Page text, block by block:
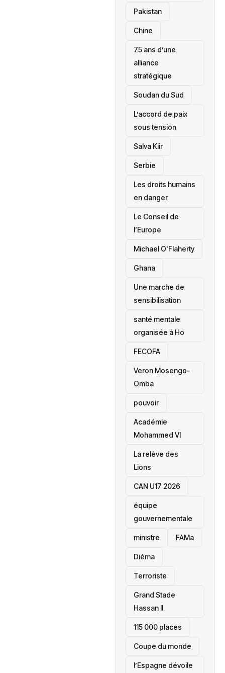
‎Pakistan
Chine
75 ans d’une
alliance
stratégique
‎Soudan du Sud
L’accord de paix
sous tension
Salva Kiir
‎Serbie
Les droits humains
en danger
‎Le Conseil de
l’Europe
Michael O'Flaherty
‎Ghana
Une marche de
sensibilisation
santé mentale
organisée à Ho
‎FECOFA
Veron Mosengo-
Omba
pouvoir
Académie
Mohammed VI
La relève des
Lions
CAN U17 2026
équipe
gouvernementale
ministre FAMa
Diéma
Terroriste
Grand Stade
Hassan II
115 000 places
‎Coupe du monde
l’Espagne dévoile